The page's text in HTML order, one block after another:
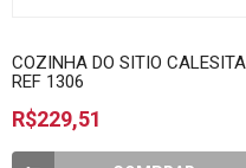
COZINHA DO SITIO CALESITA
REF 1306
R$229,51